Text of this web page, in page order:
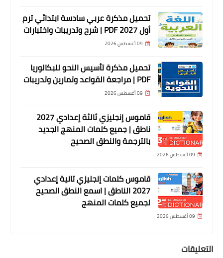
تحميل مذكرة عربي سادسة ابتدائي ترم
أول 2027 PDF | شرح وتدريبات واختبارات
09 أغسطس 2026
تحميل مذكرة تأسيس النحو للبكالوريا
PDF | مراجعة القواعد وتمارين وتدريبات
09 أغسطس 2026
قاموس إنجليزي ثالثة إعدادي 2027
ناطق | جميع كلمات المنهج الجديد
بالترجمة والنطق الصحيح
09 أغسطس 2026
قاموس كلمات إنجليزي تانية إعدادي
2027 الناطق | اسمع النطق الصحيح
لجميع كلمات المنهج
09 أغسطس 2026
التعليقات